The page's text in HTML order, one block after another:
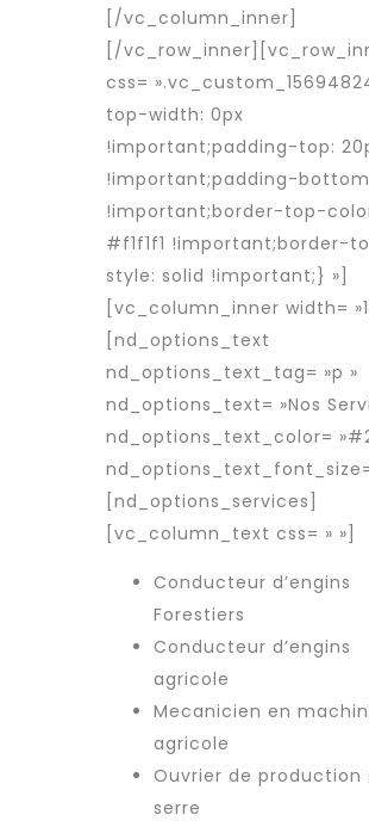
[/vc_column_inner]
[/
css=
top-width: 0px
!important;padding-top:
!important;padding-
!important;border-top-
#f1f1f1 !important;border-
style: solid !important;} »]
[vc_column_inner width=
[nd_options_text
nd_options_text_tag= »p »
nd_options_text= »Nos
nd_options_text_color=
nd_options_text_font_size=
[nd_options_services]
[vc_column_text css= » »]
Conducteur d’engins
Forestiers
Conducteur d’engins
agricole
Mecanicien en
agricole
Ouvrier de production
serre